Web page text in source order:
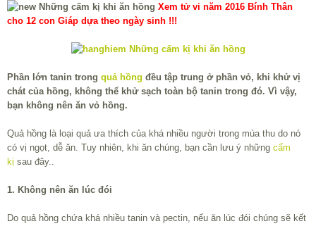
Xem tử vi năm 2016 Bính Thân
cho 12 con Giáp dựa theo ngày sinh !!!
Phần lớn tanin trong quả hồng đều tập trung ở phần vỏ, khi khử vị
chát của hồng, không thể khử sạch toàn bộ tanin trong đó. Vì vậy,
bạn không nên ăn vỏ hồng.
Quả hồng là loại quả ưa thích của khá nhiều người trong mùa thu do nó
có vị ngọt, dễ ăn. Tuy nhiên, khi ăn chúng, bạn cần lưu ý những cấm
kị sau đây..
1. Không nên ăn lúc đói
Do quả hồng chứa khá nhiều tanin và pectin, nếu ăn lúc đói chúng sẽ kết